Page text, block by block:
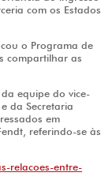
com os Estados
o Programa de
compartilhar as
equipe do vice-
da Secretaria
em
referindo-se às
relacoes-entre-